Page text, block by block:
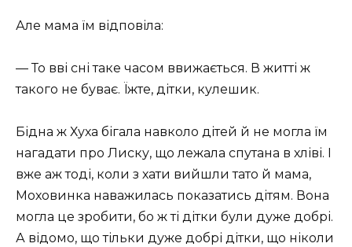
Але мама їм відповіла:
— То вві сні таке часом ввижається. В житті ж
такого не буває. Їжте, дітки, кулешик.
Бідна ж Хуха бігала навколо дітей й не могла їм
нагадати про Лиску, що лежала спутана в хліві. І
вже аж тоді, коли з хати вийшли тато й мама,
Моховинка наважилась показатись дітям. Вона
могла це зробити, бо ж ті дітки були дуже добрі.
А відомо, що тільки дуже добрі дітки, що ніколи